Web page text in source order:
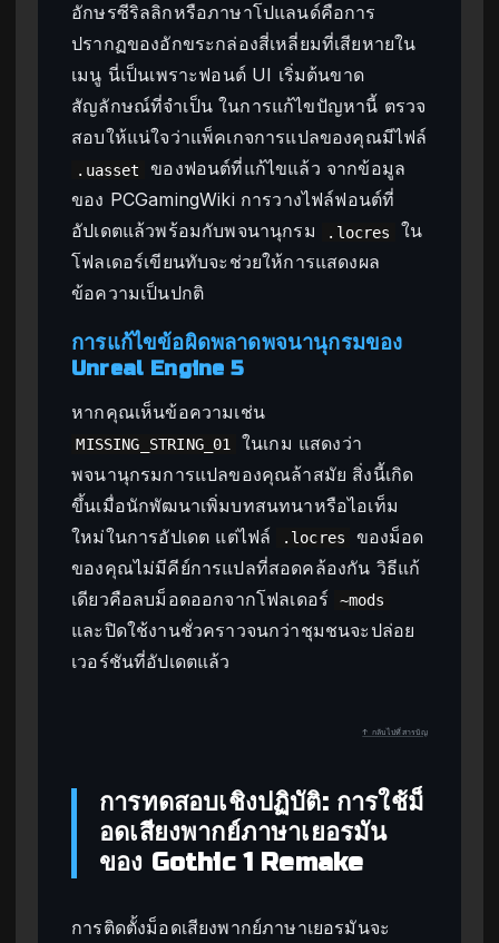
อักษรซีริลลิกหรือภาษาโปแลนด์คือการ
ปรากฏของอักขระกล่องสี่เหลี่ยมที่เสียหายใน
เมนู นี่เป็นเพราะฟอนต์ UI เริ่มต้นขาด
สัญลักษณ์ที่จำเป็น ในการแก้ไขปัญหานี้ ตรวจ
สอบให้แน่ใจว่าแพ็คเกจการแปลของคุณมีไฟล์
.uasset
ของฟอนต์ที่แก้ไขแล้ว จากข้อมูล
ของ PCGamingWiki การวางไฟล์ฟอนต์ที่
อัปเดตแล้วพร้อมกับพจนานุกรม
.locres
ใน
โฟลเดอร์เขียนทับจะช่วยให้การแสดงผล
ข้อความเป็นปกติ
การแก้ไขข้อผิดพลาดพจนานุกรมของ
Unreal Engine 5
หากคุณเห็นข้อความเช่น
MISSING_STRING_01
ในเกม แสดงว่า
พจนานุกรมการแปลของคุณล้าสมัย สิ่งนี้เกิด
ขึ้นเมื่อนักพัฒนาเพิ่มบทสนทนาหรือไอเท็ม
ใหม่ในการอัปเดต แต่ไฟล์
.locres
ของม็อด
ของคุณไม่มีคีย์การแปลที่สอดคล้องกัน วิธีแก้
เดียวคือลบม็อดออกจากโฟลเดอร์
~mods
และปิดใช้งานชั่วคราวจนกว่าชุมชนจะปล่อย
เวอร์ชันที่อัปเดตแล้ว
↑ กลับไปที่สารบัญ
การทดสอบเชิงปฏิบัติ: การใช้ม็
อดเสียงพากย์ภาษาเยอรมัน
ของ Gothic 1 Remake
การติดตั้งม็อดเสียงพากย์ภาษาเยอรมันจะ